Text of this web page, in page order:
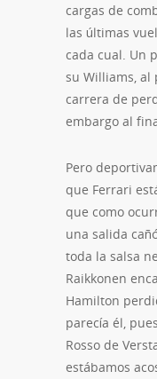
cargas de
las últimas
cada cual. Un
su Williams, al
carrera de
embargo al
Pero
que Ferrari
que como
una salida
toda la salsa
Raikkonen
Hamilton
parecía él,
Rosso de
estábamos